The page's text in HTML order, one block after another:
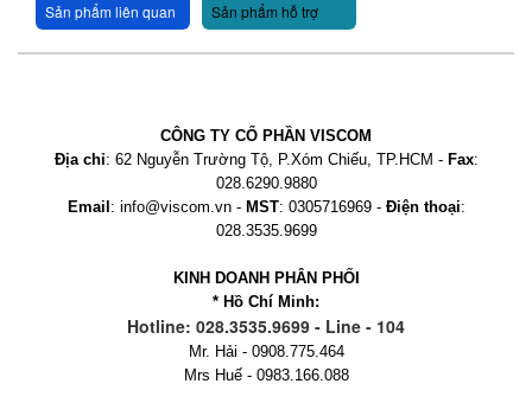
Sản phẩm liên quan Sản phẩm hỗ trợ
CÔNG TY CỔ PHẦN VISCOM
Địa chỉ: 62 Nguyễn Trường Tộ, P.Xóm Chiếu, TP.HCM - Fax:
028.6290.9880
Email : info@viscom.vn - MST: 0305716969 - Điện thoại:
028.3535.9699
KINH DOANH PHÂN PHỐI
* Hồ Chí Minh:
Hotline: 028.3535.9699 - Line - 104
Mr. Hải - 0908.775.464
Mrs Huế - 0983.166.088